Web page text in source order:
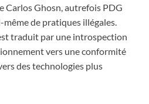
Carlos Ghosn, autrefois PDG
de pratiques illégales.
traduit par une introspection
vers une conformité
des technologies plus